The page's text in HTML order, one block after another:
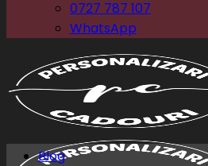
0727 787 107
WhatsApp
Blog